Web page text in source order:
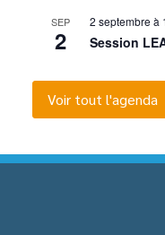
SEP
2
2 septembre à
Session
Voir tout l'agenda